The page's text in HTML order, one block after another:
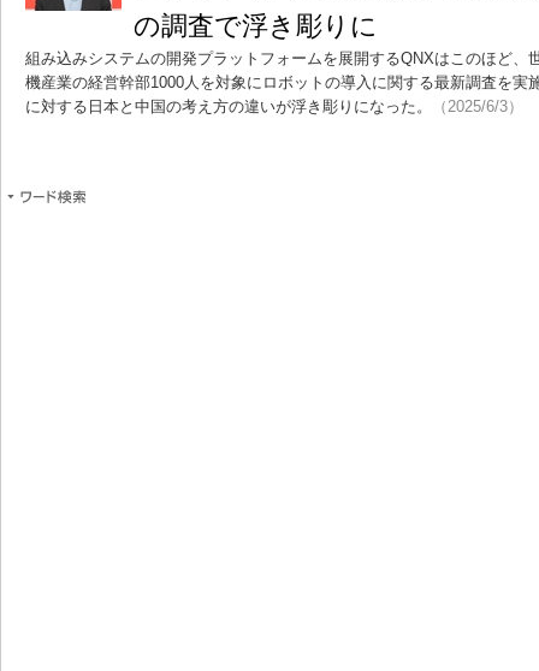
の調査で浮き彫りに
組み込みシステムの開発プラットフォームを展開するQNXはこのほど、
機産業の経営幹部1000人を対象にロボットの導入に関する最新調査を実
に対する日本と中国の考え方の違いが浮き彫りになった。
（2025/6/3）